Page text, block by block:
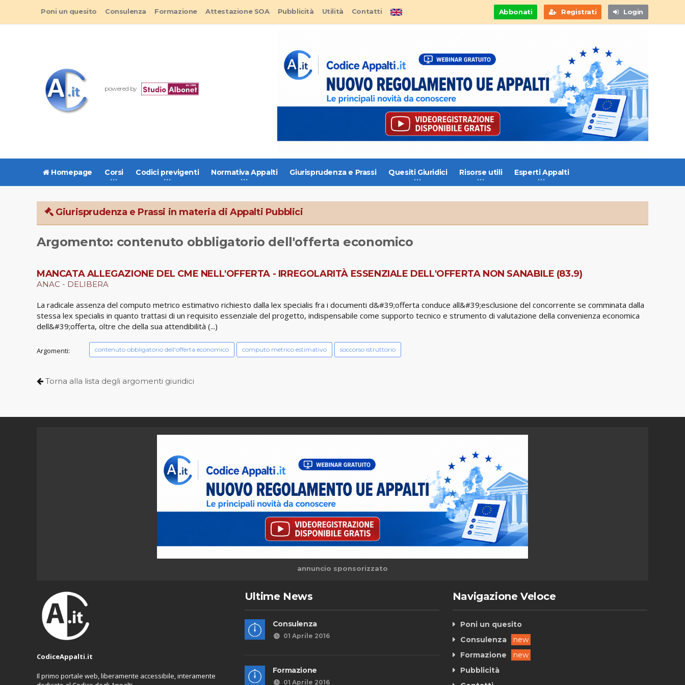
Abbonati Registrati Login
Poni un quesito Consulenza Formazione Attestazione SOA Pubblicità Utilità Contatti
powered by
Homepage Corsi Codici previgenti Normativa Appalti Giurisprudenza e Prassi Quesiti Giuridici Risorse utili Esperti Appalti
Giurisprudenza e Prassi in materia di Appalti Pubblici
Argomento: contenuto obbligatorio dell'offerta economico
MANCATA ALLEGAZIONE DEL CME NELL'OFFERTA - IRREGOLARITÀ ESSENZIALE DELL'OFFERTA NON SANABILE (83.9)
ANAC - DELIBERA
La radicale assenza del computo metrico estimativo richiesto dalla lex specialis fra i documenti d&#39;offerta conduce all&#39;esclusione del concorrente se comminata dalla
stessa lex specialis in quanto trattasi di un requisito essenziale del progetto, indispensabile come supporto tecnico e strumento di valutazione della convenienza economica
dell&#39;offerta, oltre che della sua attendibilità (...)
Argomenti: contenuto obbligatorio dell'offerta economico computo metrico estimativo soccorso istruttorio
Torna alla lista degli argomenti giuridici
annuncio sponsorizzato
CodiceAppalti.it
Il primo portale web, liberamente accessibile, interamente
Ultime News
Consulenza
01 Aprile 2016
Formazione
01 Aprile 2016
Navigazione Veloce
Poni un quesito
Consulenza
new
Formazione
new
Pubblicità